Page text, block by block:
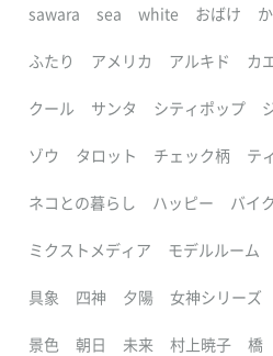
sawara sea white おばけ
ふたり アメリカ アルキド カ
クール サンタ シティポップ
ゾウ タロット チェック柄 テ
ネコとの暮らし ハッピー バイク
ミクストメディア モデルルーム
具象 四神 夕陽 女神シリーズ
景色 朝日 未来 村上暁子 橋